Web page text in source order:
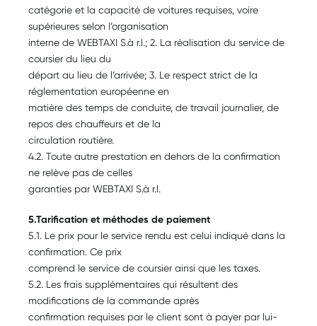
catégorie et la capacité de voitures requises, voire
supérieures selon l’organisation
interne de WEBTAXI S.à r.l.; 2. La réalisation du service de
coursier du lieu du
départ au lieu de l’arrivée; 3. Le respect strict de la
réglementation européenne en
matière des temps de conduite, de travail journalier, de
repos des chauffeurs et de la
circulation routière.
4.2. Toute autre prestation en dehors de la confirmation
ne relève pas de celles
garanties par WEBTAXI S.à r.l.
5.Tarification et méthodes de paiement
5.1. Le prix pour le service rendu est celui indiqué dans la
confirmation. Ce prix
comprend le service de coursier ainsi que les taxes.
5.2. Les frais supplémentaires qui résultent des
modifications de la commande après
confirmation requises par le client sont à payer par lui-